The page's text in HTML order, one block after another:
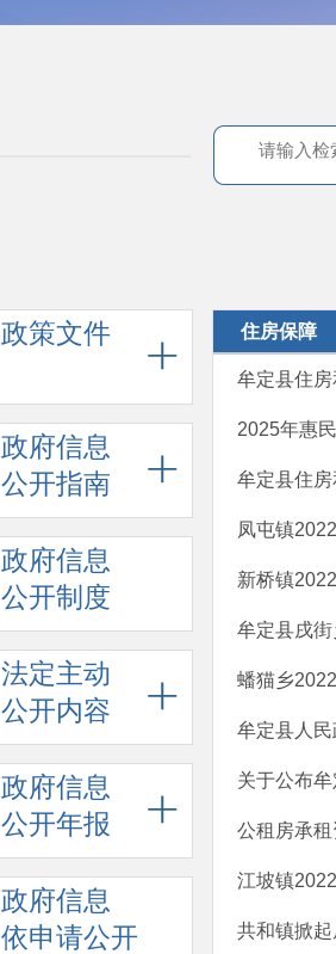
政策文件
政府信息
公开指南
政府信息
公开制度
法定主动
公开内容
政府信息
公开年报
政府信息
依申请公开
住房保障
牟定县住
2025年惠
牟定县住
凤屯镇
新桥镇
牟定县戌
蟠猫乡
牟定县人
关于公布
公租房承
江坡镇
共和镇掀